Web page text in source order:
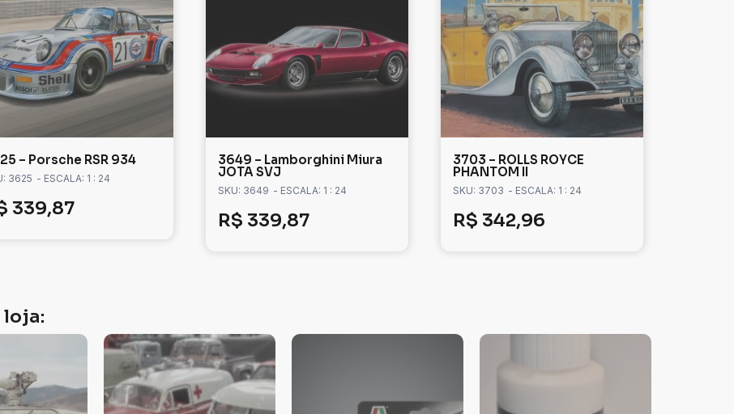
– Porsche RSR 934
3625 - ESCALA: 1 : 24
339,87
3649 – Lamborghini Miura
JOTA SVJ
SKU: 3649 - ESCALA: 1 : 24
R$ 339,87
3703 – ROLLS ROYCE
PHANTOM II
SKU: 3703 - ESCALA: 1 : 24
R$ 342,96
loja: